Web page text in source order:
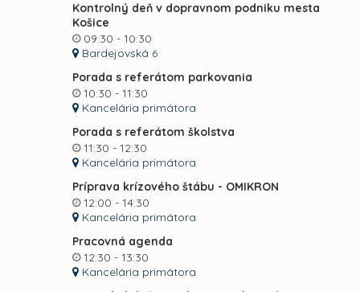
Kontrolný deň v dopravnom podniku mesta
Košice
09:30 - 10:30
Bardejovská 6
Porada s referátom parkovania
10:30 - 11:30
Kancelária primátora
Porada s referátom školstva
11:30 - 12:30
Kancelária primátora
Príprava krízového štábu - OMIKRON
12:00 - 14:30
Kancelária primátora
Pracovná agenda
12:30 - 13:30
Kancelária primátora